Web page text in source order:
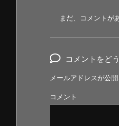
まだ、コメントが
コメントをど
メールアドレスが公
コメント